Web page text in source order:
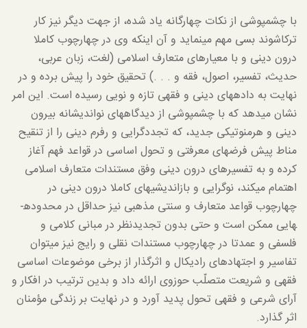
با چشم­پوشی از نکات چهار­گانه یاد شده، از جهت دیگر نیز کار
ترکاشوند بسی مهم می­نماید و آن این­که وی در چهارچوب کاملا
درون دینی و با معیارهای متعارف اسلامی (لغت، زبان عربی،
حدیث، تفسیر، اصول، فقه و . . .) تحقیق خود را پیش برده و در
نهایت به داده­های دینی و فقهی تازه و نویی رسیده است. این امر
نشان می­دهد که با چشم­پوشی از دیدگاههای نواندیشانه بیرون
دینی و هرمنوتیکی جدید، که تجددگرایی و رفرم دینی را از تنقیح
مناط پیش فرض­های معرفتی و تحول اساسی در قواعد فهم آغاز
کرده و به تفسیرهای درون دینی وفق مستندات متعارف اسلامی
اهتمام می­کند، نوگرایی و بازاندیشی­های کاملا درون دینی در
چهارچوب قواعد متعارف و سنتی مذهبی نیز حداقل در محدوده­
هایی ممکن است و حتی بدون تجدیدنظر در مبانی کلامی و
فلسفی و عمدتا در چهارچوب مستندات نقلی و رایج نیز می­توان
تفاسیر و اجتهادهای رادیکال و اثرگذار از برخی موضوعات اساسی
فقهی و شریعت متصلّب حوزوی ارائه داد و بدین ترتیب در افکار و
آرای شرعی و فقهی تحول پدید آورد و در نهایت بر زندگی مؤمنان
اثر گذارد.